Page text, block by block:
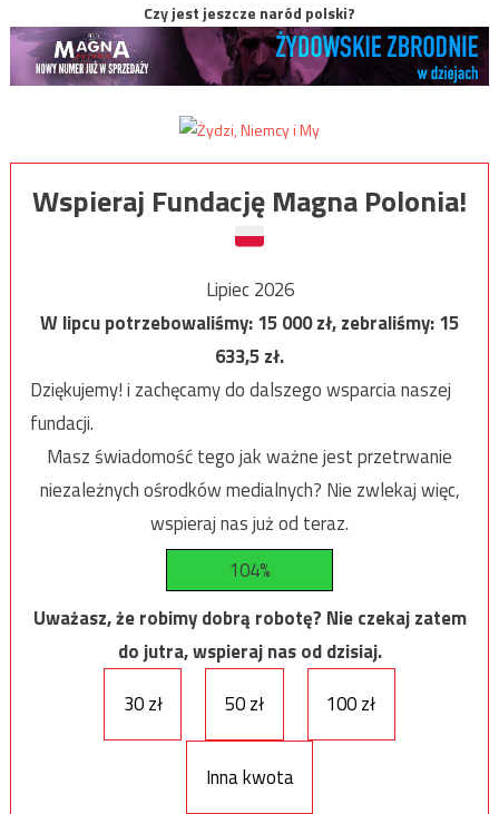
Czy jest jeszcze naród polski?
Wspieraj Fundację Magna Polonia!
Lipiec 2026
W lipcu potrzebowaliśmy:15 000zł, zebraliśmy:15
633,5zł.
Dziękujemy! i zachęcamy do dalszego wsparcia naszej
fundacji.
Masz świadomość tego jak ważne jest przetrwanie
niezależnych ośrodków medialnych? Nie zwlekaj więc,
wspieraj nas już od teraz.
104%
Uważasz, że robimy dobrą robotę? Nie czekaj zatem
do jutra, wspieraj nas od dzisiaj.
30 zł
50 zł 100 zł
Inna kwota